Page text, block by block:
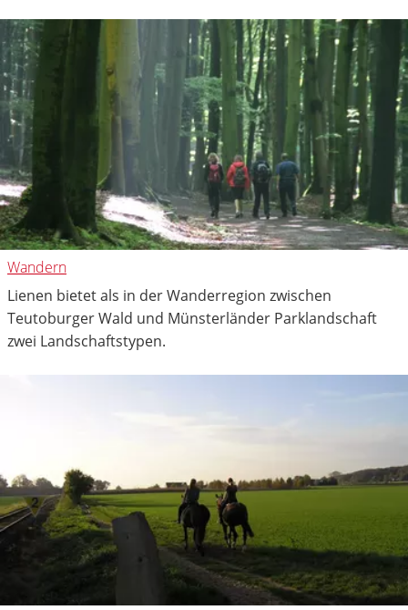
Wandern
Lienen bietet als in der Wanderregion zwischen
Teutoburger Wald und Münsterländer Parklandschaft
zwei Landschaftstypen.